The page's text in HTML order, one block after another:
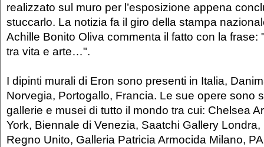
realizzato sul muro per l’esposizione appena
stuccarlo. La notizia fa il giro della stampa
Achille Bonito Oliva commenta il fatto con la frase:
tra vita e arte…".
I dipinti murali di Eron sono presenti in Italia,
Norvegia, Portogallo, Francia. Le sue opere sono
gallerie e musei di tutto il mondo tra cui: Chelsea
York, Biennale di Venezia, Saatchi Gallery
Regno Unito, Galleria Patricia Armocida Milano,